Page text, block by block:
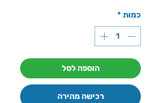
כמות *
הוספה לסל
רכישה מהירה